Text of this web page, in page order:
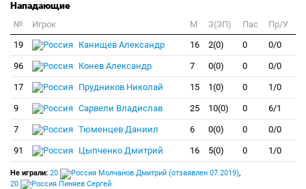
Нападающие
№ Игрок M З(ЗП) Пас
Пр/У
19
Канищев Александр 16 2(0) 0 0/0
96 Конев Александр 7 0(0) 0 0/0
17 Прудников Николай 15 1(0) 0 1/0
9 Сарвели Владислав 25 10(0) 0 6/1
7 Тюменцев Даниил 6 0(0) 0 0/0
91 Цыпченко Дмитрий 16 5(0) 0 1/0
Не играли: 20 Молчанов Дмитрий (отзаявлен 07.2019),
20
Пиняев Сергей